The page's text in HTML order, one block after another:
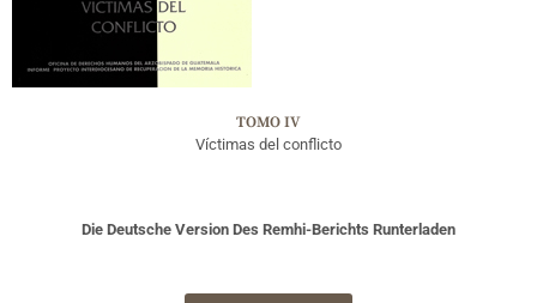
TOMO IV
Víctimas del conflicto
Die Deutsche Version Des Remhi-Berichts Runterladen